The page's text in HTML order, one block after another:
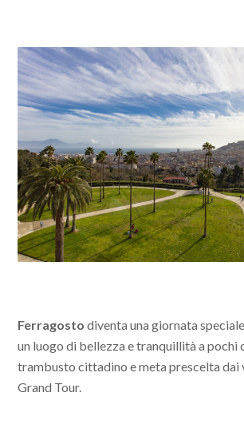
Ferragosto diventa una giornata
un luogo di bellezza e tranquillità a pochi
trambusto cittadino e meta prescelta dai
Grand Tour.